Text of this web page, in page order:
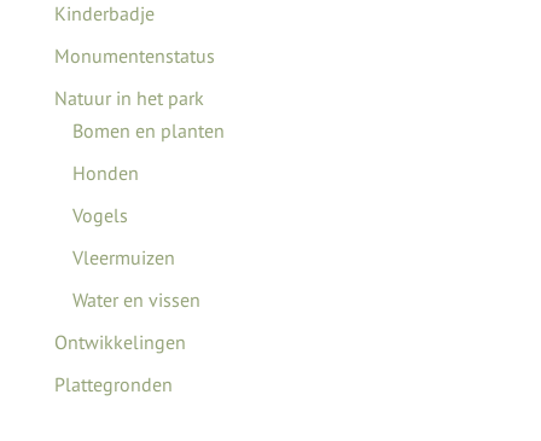
Kinderbadje
Monumentenstatus
Natuur in het park
Bomen en planten
Honden
Vogels
Vleermuizen
Water en vissen
Ontwikkelingen
Plattegronden